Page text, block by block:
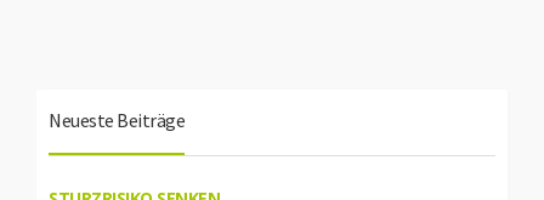
Neueste Beiträge